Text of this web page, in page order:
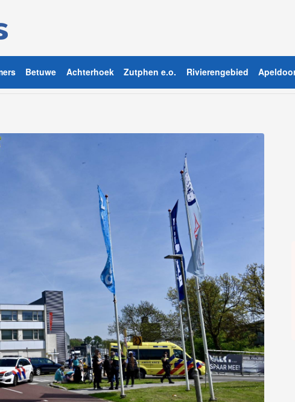
Betuwe Achterhoek Zutphen e.o. Rivierengebied